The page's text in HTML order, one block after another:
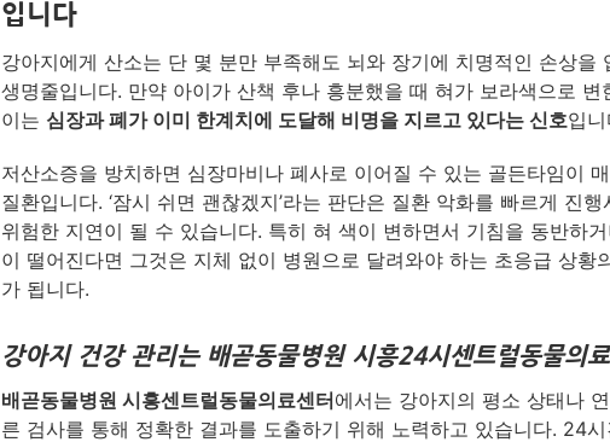
입니다
강아지에게 산소는 단 몇 분만 부족해도 뇌와 장기에 치명적인 손상을
생명줄입니다. 만약 아이가 산책 후나 흥분했을 때 혀가 보라색으로 변
이는 심장과 폐가 이미 한계치에 도달해 비명을 지르고 있다는 신호입니
저산소증을 방치하면 심장마비나 폐사로 이어질 수 있는 골든타임이
질환입니다. ‘잠시 쉬면 괜찮겠지’라는 판단은 질환 악화를 빠르게 진행
위험한 지연이 될 수 있습니다. 특히 혀 색이 변하면서 기침을 동반하
이 떨어진다면 그것은 지체 없이 병원으로 달려와야 하는 초응급 상황
가 됩니다.
강아지 건강 관리는 배곧동물병원 시흥24시센트럴동물의
배곧동물병원 시흥센트럴동물의료센터에서는 강아지의 평소 상태나
른 검사를 통해 정확한 결과를 도출하기 위해 노력하고 있습니다. 24시